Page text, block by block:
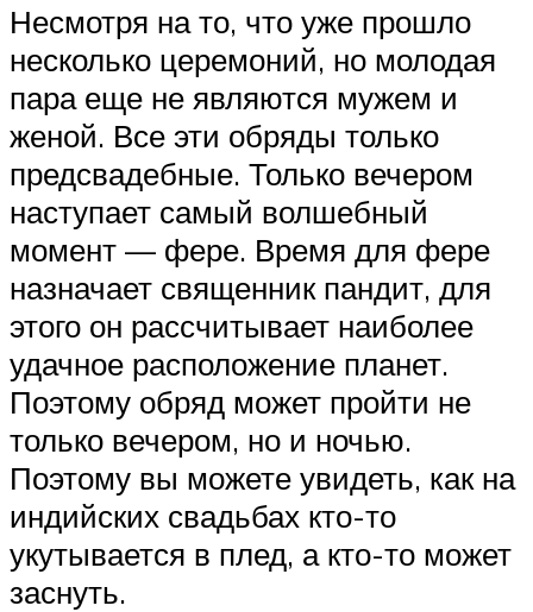
Несмотря на то, что уже прошло
несколько церемоний, но молодая
пара еще не являются мужем и
женой. Все эти обряды только
предсвадебные. Только вечером
наступает самый волшебный
момент — фере. Время для фере
назначает священник пандит, для
этого он рассчитывает наиболее
удачное расположение планет.
Поэтому обряд может пройти не
только вечером, но и ночью.
Поэтому вы можете увидеть, как на
индийских свадьбах кто-то
укутывается в плед, а кто-то может
заснуть.